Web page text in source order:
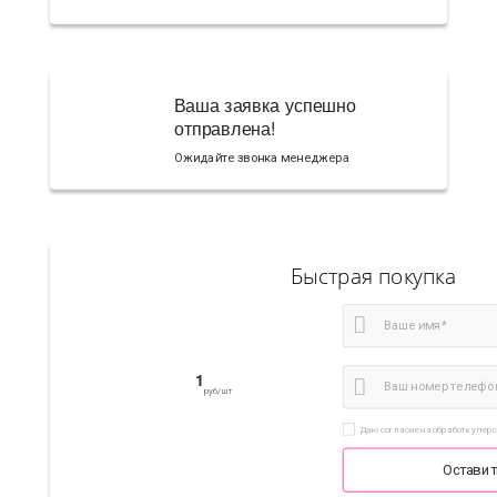
Ваша заявка успешно
отправлена!
Ожидайте звонка менеджера
Быстрая покупка
1 руб/шт
Даю согласие на обработку